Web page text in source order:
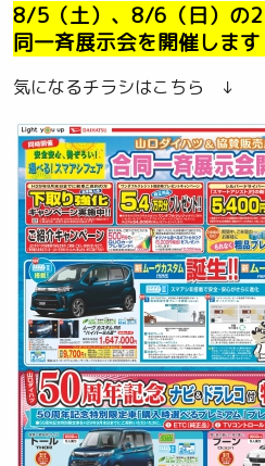
8/5（土）、8/6（日）の
同一斉展示会を開催しま
気になるチラシはこち